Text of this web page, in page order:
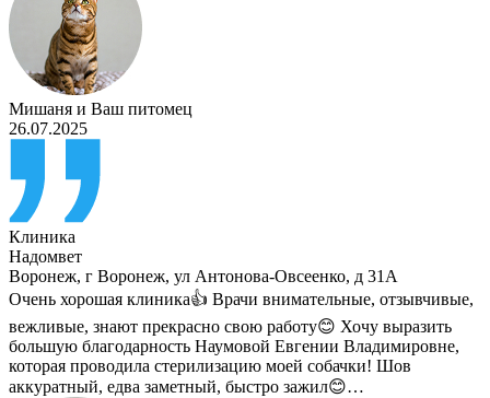
Мишаня и Ваш питомец
26.07.2025
Клиника
Надомвет
Воронеж, г Воронеж, ул Антонова-Овсеенко, д 31А
Очень хорошая клиника👍 Врачи внимательные, отзывчивые,
вежливые, знают прекрасно свою работу😊 Хочу выразить
большую благодарность Наумовой Евгении Владимировне,
которая проводила стерилизацию моей собачки! Шов
аккуратный, едва заметный, быстро зажил😊…